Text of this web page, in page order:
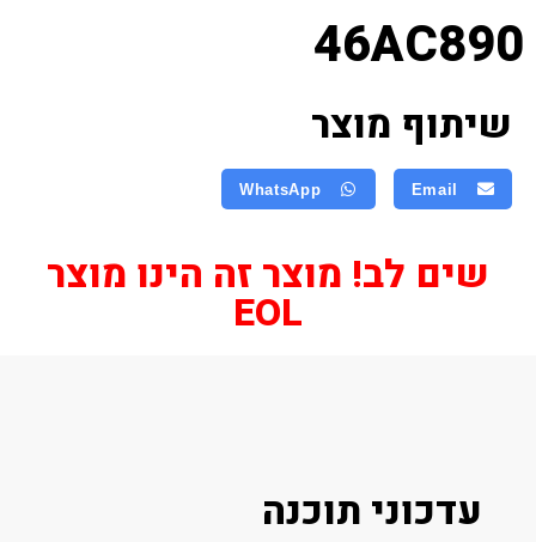
46AC890
שיתוף מוצר
Email
WhatsApp
שים לב! מוצר זה הינו מוצר
EOL
עדכוני תוכנה